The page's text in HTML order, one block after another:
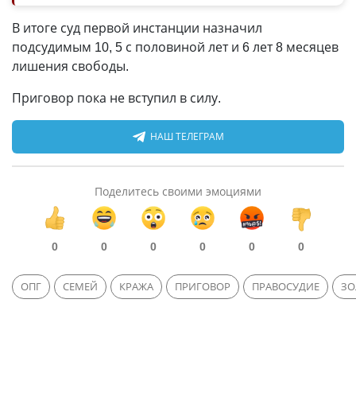
В итоге суд первой инстанции назначил
подсудимым 10, 5 с половиной лет и 6 лет 8 месяцев
лишения свободы.
Приговор пока не вступил в силу.
НАШ ТЕЛЕГРАМ
Поделитесь своими эмоциями
0 0 0 0 0 0
ОПГ СЕМЕЙ КРАЖА ПРИГОВОР ПРАВОСУДИЕ